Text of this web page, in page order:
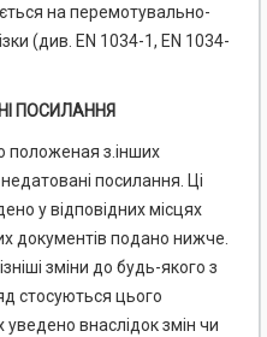
на перемотувально-
(див. EN 1034-1, EN 1034-
ПОСИЛАННЯ
положеная з.інших
посилання. Ці
у відповідних місцях
документів подано нижче.
зміни до будь-якого з
стосуються цього
уведено внаслідок змін чи